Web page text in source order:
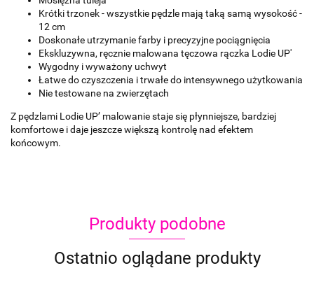
Krótki trzonek - wszystkie pędzle mają taką samą wysokość -
12 cm
Doskonałe utrzymanie farby i precyzyjne pociągnięcia
Ekskluzywna, ręcznie malowana tęczowa rączka Lodie UP'
Wygodny i wyważony uchwyt
Łatwe do czyszczenia i trwałe do intensywnego użytkowania
Nie testowane na zwierzętach
Z pędzlami Lodie UP’ malowanie staje się płynniejsze, bardziej
komfortowe i daje jeszcze większą kontrolę nad efektem
końcowym.
Produkty podobne
Ostatnio oglądane produkty